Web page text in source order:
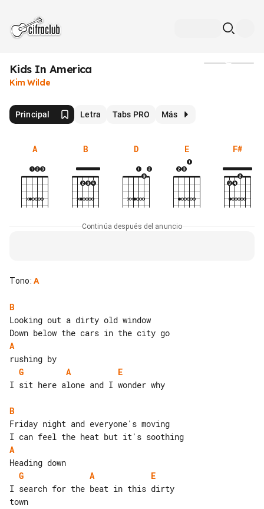
Kids In America
Kim Wilde
Principal Letra Tabs PRO Más
A B D E F#
Continúa después del anuncio
Tono: A
B
Looking out a dirty old window
A
G
A
E
I sit here alone and I wonder why
B
Friday night and everyone's moving
A
G
A
E
I search for the beat in this dirty
town